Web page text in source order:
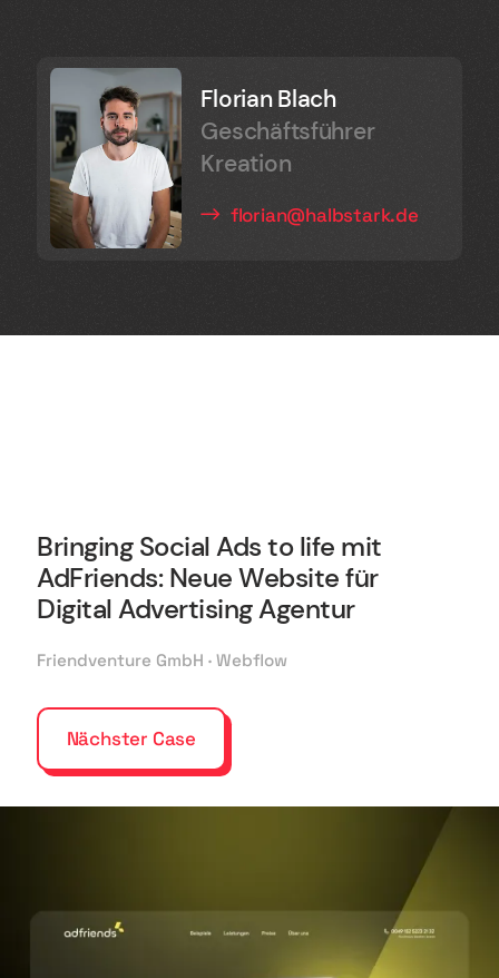
Florian Blach
Geschäftsführer
Kreation
florian@halbstark.de
Bringing Social Ads to life mit
AdFriends: Neue Website für
Digital Advertising Agentur
Friendventure GmbH · Webflow
Nächster Case